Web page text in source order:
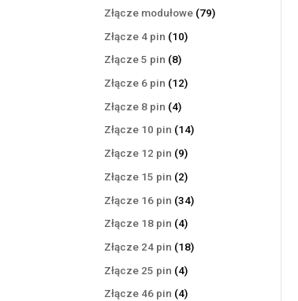
produkty
Złącze modułowe 7979
Złącze 4 pin 1010
Złącze 5 pin 88
produktów
Złącze 6 pin 1212
Złącze 8 pin 44
produkty
Złącze 10 pin 1414
Złącze 12 pin 99
produktów
Złącze 15 pin 22
produkty
Złącze 16 pin 3434
Złącze 18 pin 44
produkty
Złącze 24 pin 1818
Złącze 25 pin 44
produkty
Złącze 46 pin 44